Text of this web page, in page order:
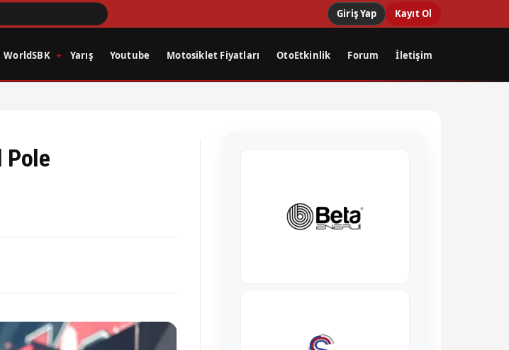
Giriş Yap Kayıt Ol
WorldSBK Yarış Youtube Motosiklet Fiyatları OtoEtkinlik Forum İletişim
Pole